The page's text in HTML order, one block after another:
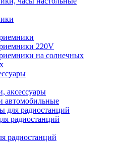
220V
на солнечных
аксессуары
автомобильные
для радиостанций
радиостанций
радиостанций